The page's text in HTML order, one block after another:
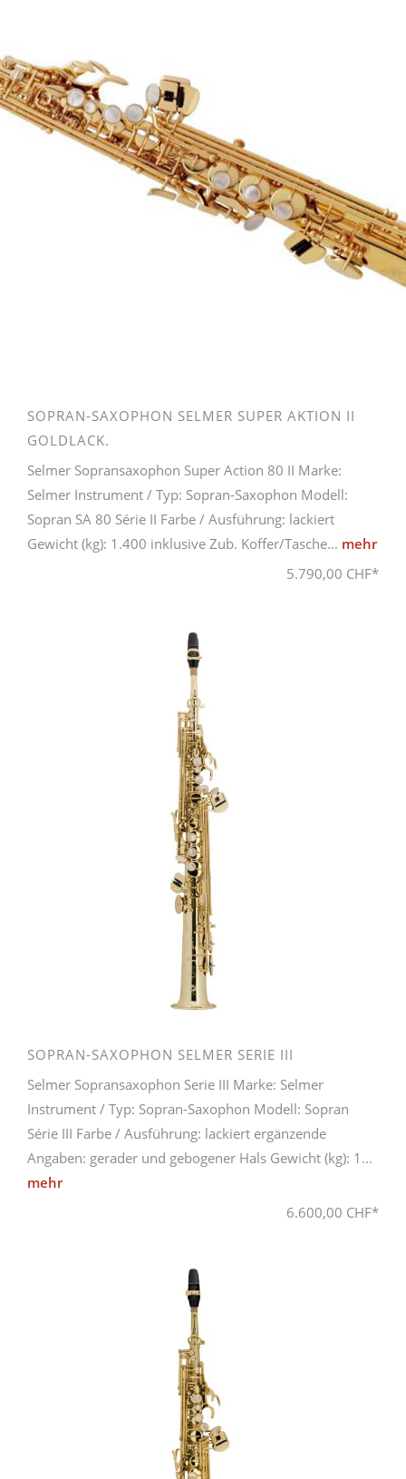
SOPRAN-SAXOPHON SELMER SUPER AKTION II
GOLDLACK.
Selmer Sopransaxophon Super Action 80 II Marke:
Selmer Instrument / Typ: Sopran-Saxophon Modell:
Sopran SA 80 Série II Farbe / Ausführung: lackiert
Gewicht (kg): 1.400 inklusive Zub. Koffer/Tasche... mehr
5.790,00 CHF*
SOPRAN-SAXOPHON SELMER SERIE III
Selmer Sopransaxophon Serie III Marke: Selmer
Instrument / Typ: Sopran-Saxophon Modell: Sopran
Série III Farbe / Ausführung: lackiert ergänzende
Angaben: gerader und gebogener Hals Gewicht (kg): 1...
mehr
6.600,00 CHF*